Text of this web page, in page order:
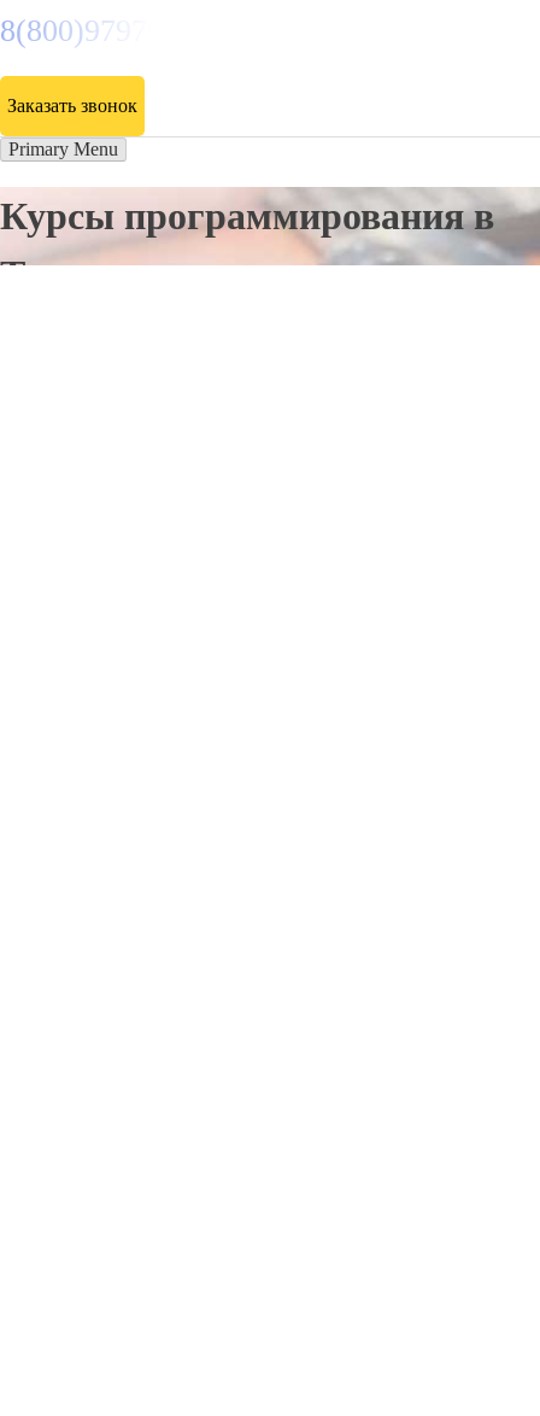
8(800)9797043
Заказать звонок
Primary Menu
Курсы программирования в
Талси